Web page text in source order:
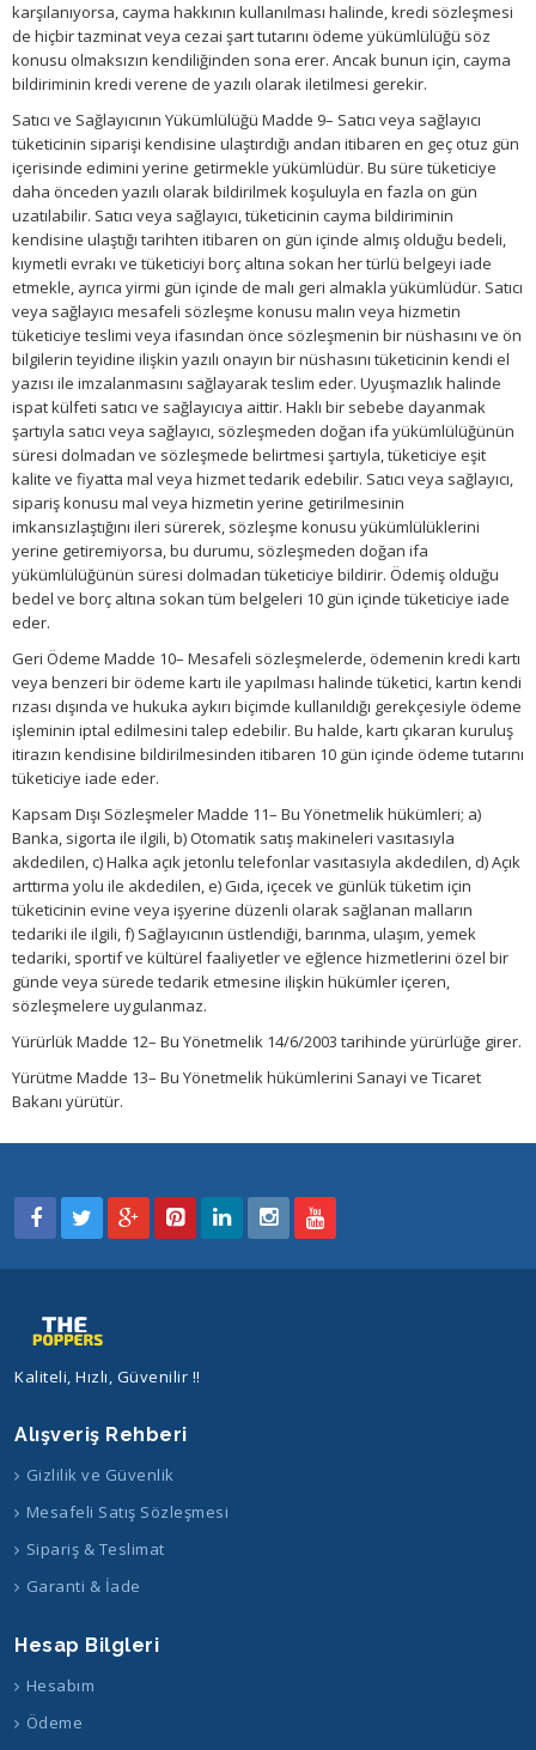
karşılanıyorsa, cayma hakkının kullanılması halinde, kredi sözleşmesi
de hiçbir tazminat veya cezai şart tutarını ödeme yükümlülüğü söz
konusu olmaksızın kendiliğinden sona erer. Ancak bunun için, cayma
bildiriminin kredi verene de yazılı olarak iletilmesi gerekir.
Satıcı ve Sağlayıcının Yükümlülüğü Madde 9– Satıcı veya sağlayıcı
tüketicinin siparişi kendisine ulaştırdığı andan itibaren en geç otuz gün
içerisinde edimini yerine getirmekle yükümlüdür. Bu süre tüketiciye
daha önceden yazılı olarak bildirilmek koşuluyla en fazla on gün
uzatılabilir. Satıcı veya sağlayıcı, tüketicinin cayma bildiriminin
kendisine ulaştığı tarihten itibaren on gün içinde almış olduğu bedeli,
kıymetli evrakı ve tüketiciyi borç altına sokan her türlü belgeyi iade
etmekle, ayrıca yirmi gün içinde de malı geri almakla yükümlüdür. Satıcı
veya sağlayıcı mesafeli sözleşme konusu malın veya hizmetin
tüketiciye teslimi veya ifasından önce sözleşmenin bir nüshasını ve ön
bilgilerin teyidine ilişkin yazılı onayın bir nüshasını tüketicinin kendi el
yazısı ile imzalanmasını sağlayarak teslim eder. Uyuşmazlık halinde
ispat külfeti satıcı ve sağlayıcıya aittir. Haklı bir sebebe dayanmak
şartıyla satıcı veya sağlayıcı, sözleşmeden doğan ifa yükümlülüğünün
süresi dolmadan ve sözleşmede belirtmesi şartıyla, tüketiciye eşit
kalite ve fiyatta mal veya hizmet tedarik edebilir. Satıcı veya sağlayıcı,
sipariş konusu mal veya hizmetin yerine getirilmesinin
imkansızlaştığını ileri sürerek, sözleşme konusu yükümlülüklerini
yerine getiremiyorsa, bu durumu, sözleşmeden doğan ifa
yükümlülüğünün süresi dolmadan tüketiciye bildirir. Ödemiş olduğu
bedel ve borç altına sokan tüm belgeleri 10 gün içinde tüketiciye iade
eder.
Geri Ödeme Madde 10– Mesafeli sözleşmelerde, ödemenin kredi kartı
veya benzeri bir ödeme kartı ile yapılması halinde tüketici, kartın kendi
rızası dışında ve hukuka aykırı biçimde kullanıldığı gerekçesiyle ödeme
işleminin iptal edilmesini talep edebilir. Bu halde, kartı çıkaran kuruluş
itirazın kendisine bildirilmesinden itibaren 10 gün içinde ödeme tutarını
tüketiciye iade eder.
Kapsam Dışı Sözleşmeler Madde 11– Bu Yönetmelik hükümleri; a)
Banka, sigorta ile ilgili, b) Otomatik satış makineleri vasıtasıyla
akdedilen, c) Halka açık jetonlu telefonlar vasıtasıyla akdedilen, d) Açık
arttırma yolu ile akdedilen, e) Gıda, içecek ve günlük tüketim için
tüketicinin evine veya işyerine düzenli olarak sağlanan malların
tedariki ile ilgili, f) Sağlayıcının üstlendiği, barınma, ulaşım, yemek
tedariki, sportif ve kültürel faaliyetler ve eğlence hizmetlerini özel bir
günde veya sürede tedarik etmesine ilişkin hükümler içeren,
sözleşmelere uygulanmaz.
Yürürlük Madde 12– Bu Yönetmelik 14/6/2003 tarihinde yürürlüğe girer.
Yürütme Madde 13– Bu Yönetmelik hükümlerini Sanayi ve Ticaret
Bakanı yürütür.
Kaliteli, Hızlı, Güvenilir !!
Alışveriş Rehberi
Gizlilik ve Güvenlik
Mesafeli Satış Sözleşmesi
Sipariş & Teslimat
Garanti & İade
Hesap Bilgleri
Hesabım
Ödeme